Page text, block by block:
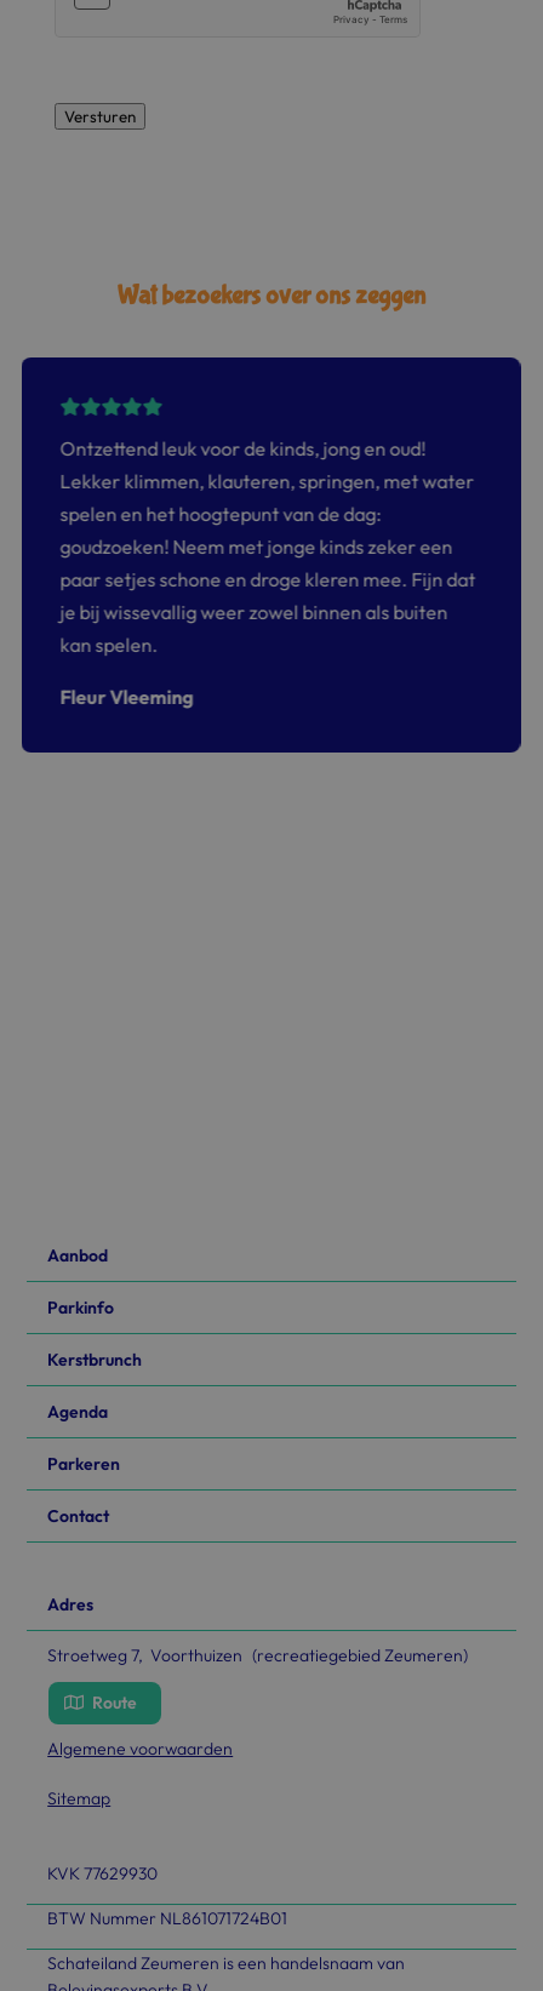
Versturen
Wat bezoekers over ons zeggen
Ontzettend leuk voor de kinds, jong en oud!
Lekker klimmen, klauteren, springen, met water
spelen en het hoogtepunt van de dag:
goudzoeken! Neem met jonge kinds zeker een
paar setjes schone en droge kleren mee. Fijn dat
je bij wissevallig weer zowel binnen als buiten
kan spelen.
Fleur Vleeming
Aanbod
Parkinfo
Kerstbrunch
Agenda
Parkeren
Contact
Adres
Stroetweg 7, Voorthuizen (recreatiegebied Zeumeren)
Route
Algemene voorwaarden
Sitemap
KVK 77629930
BTW Nummer NL861071724B01
Schateiland Zeumeren is een handelsnaam van